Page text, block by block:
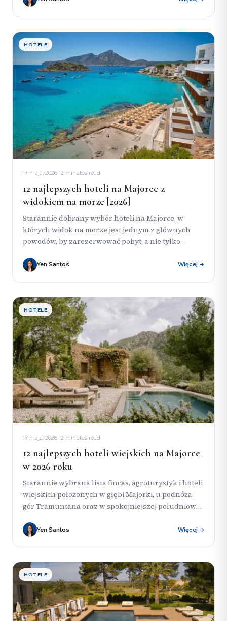
HOTELE
17 maja, 2026·12 minutes read
12 najlepszych hoteli na Majorce z
widokiem na morze [2026]
Starannie dobrany wybór hoteli na Majorce, w
których widok na morze jest jednym z głównych
powodów, by zarezerwować pobyt, a nie tylko
Yen Santos Więcej →
HOTELE
17 maja, 2026·12 minutes read
12 najlepszych hoteli wiejskich na Majorce
w 2026 roku
Starannie wybrana lista fincas, agroturystyk i hoteli
wiejskich położonych w głębi Majorki, u podnóża
gór Tramuntana oraz w spokojniejszej południowo-
Yen Santos Więcej →
HOTELE